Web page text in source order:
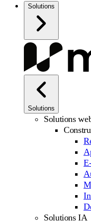
Solutions
Solutions
Solutions
Solutions IA